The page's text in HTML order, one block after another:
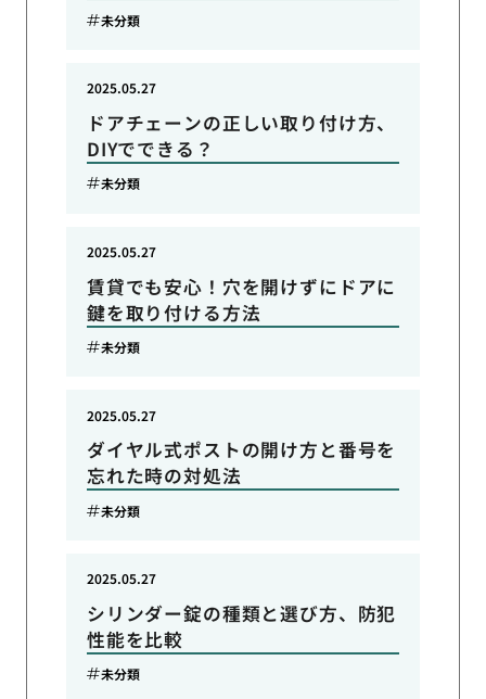
未分類
ドアチェーンの正しい取り付け方、
DIYでできる？
2025.05.27
未分類
賃貸でも安心！穴を開けずにドアに
鍵を取り付ける方法
2025.05.27
未分類
ダイヤル式ポストの開け方と番号を
忘れた時の対処法
2025.05.27
未分類
シリンダー錠の種類と選び方、防犯
性能を比較
2025.05.27
未分類